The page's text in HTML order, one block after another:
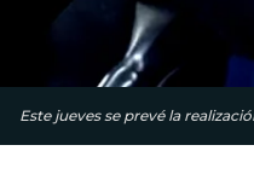
Este jueves se prevé la